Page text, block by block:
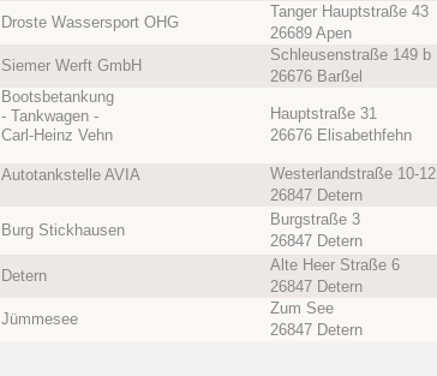
Droste Wassersport OHG
Tanger Hauptstraße 43
26689 Apen
Siemer Werft GmbH
Schleusenstraße 149 b
26676 Barßel
Bootsbetankung
- Tankwagen -
Carl-Heinz Vehn
Hauptstraße 31
26676 Elisabethfehn
Autotankstelle AVIA
Westerlandstraße 10-12
26847 Detern
Burg Stickhausen
Burgstraße 3
26847 Detern
Detern
Alte Heer Straße 6
26847 Detern
Jümmesee
Zum See
26847 Detern